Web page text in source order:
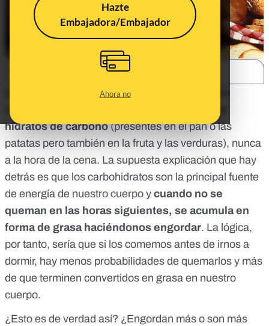
Hazte
Embajadora/Embajador
Ahora no
Es uno de esos mantras omnipresentes cuando
alguien quiere adelgazar o ponerse a dieta:
los
hidratos de carbono(presentes en el pan o las
patatas pero también en la fruta y las verduras), nunca
a la hora de la cena. La supuesta explicación que hay
detrás es que los carbohidratos son la principal fuente
de energía de nuestro cuerpo y cuando no se
queman en las horas siguientes, se acumula en
forma de grasa haciéndonos engordar. La lógica,
por tanto, sería que si los comemos antes de irnos a
dormir, hay menos probabilidades de quemarlos y más
de que terminen convertidos en grasa en nuestro
cuerpo.
¿Esto es de verdad así? ¿Engordan más o son más